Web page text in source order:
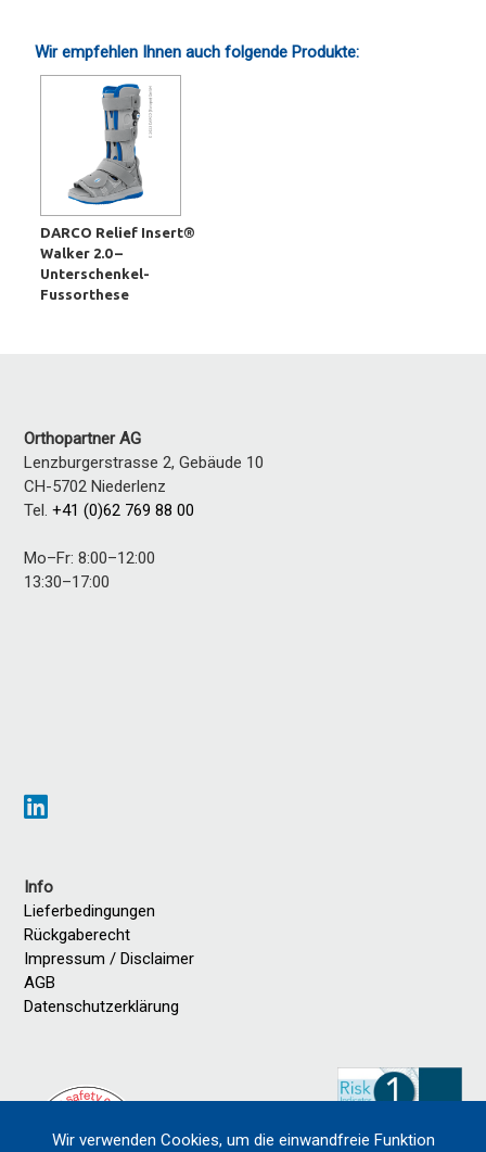
Wir empfehlen Ihnen auch folgende Produkte:
DARCO Relief Insert®
Walker 2.0 –
Unterschenkel-
Fussorthese
Orthopartner AG
Lenzburgerstrasse 2, Gebäude 10
CH-5702 Niederlenz
Tel.+41 (0)62 769 88 00
Mo–Fr: 8:00–12:00
13:30–17:00
Info
Lieferbedingungen
Rückgaberecht
Impressum / Disclaimer
AGB
Datenschutzerklärung
Wir verwenden Cookies, um die einwandfreie Funktion